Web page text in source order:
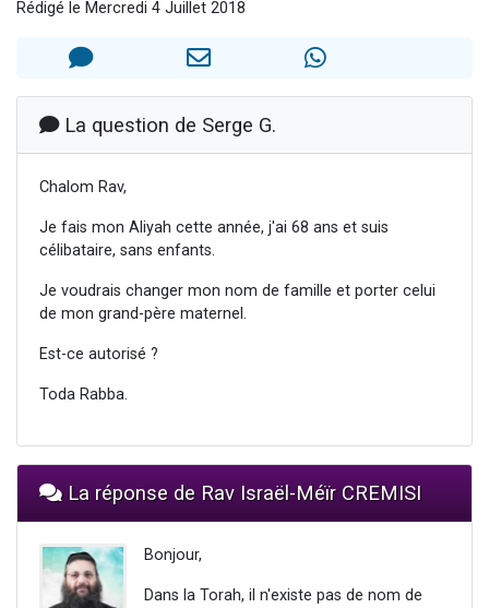
Il reste 49 places pour étudier en groupe sur Zoom
12 nouvelles musiques dans Torah-Box Music
2 personnes viennent de nous rejoindre sur WhatsApp
Rédigé le Mercredi 4 Juillet 2018
La question de Serge G.
Chalom Rav,
Je fais mon Aliyah cette année, j'ai 68 ans et suis
célibataire, sans enfants.
Je voudrais changer mon nom de famille et porter celui
de mon grand-père maternel.
Est-ce autorisé ?
Toda Rabba.
La réponse de Rav Israël-Méïr CREMISI
Bonjour,
Dans la Torah, il n'existe pas de nom de